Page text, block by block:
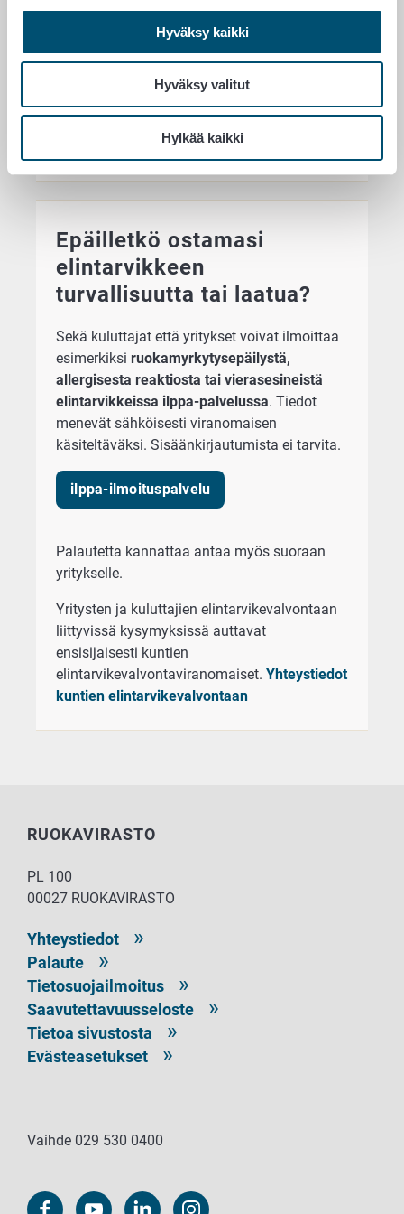
Hyväksy kaikki
Hyväksy valitut
Hylkää kaikki
analytiikassa, jota ei ole saatavissa
paikallisissa elintarviketutkimuksia tekevissä
laboratorioissa. Ruokavirastossa tehdään
ruokamyrkytysepidemioiden lähteiden
selvittämiseen liittyviä tutkimuksia sekä
prosessikontaminaatioiden selvittämiseksi.
Epäilletkö ostamasi
elintarvikkeen
turvallisuutta tai laatua?
Sekä kuluttajat että yritykset voivat ilmoittaa
esimerkiksi ruokamyrkytysepäilystä,
allergisesta reaktiosta tai vierasesineistä
elintarvikkeissa ilppa-palvelussa. Tiedot
menevät sähköisesti viranomaisen
käsiteltäväksi. Sisäänkirjautumista ei tarvita.
ilppa-ilmoituspalvelu
Palautetta kannattaa antaa myös suoraan
yritykselle.
Yritysten ja kuluttajien elintarvikevalvontaan
liittyvissä kysymyksissä auttavat
ensisijaisesti kuntien
elintarvikevalvontaviranomaiset. Yhteystiedot
kuntien elintarvikevalvontaan
RUOKAVIRASTO
PL 100
00027 RUOKAVIRASTO
Yhteystiedot
Palaute
Tietosuojailmoitus
Saavutettavuusseloste
Tietoa sivustosta
Evästeasetukset
Vaihde 029 530 0400